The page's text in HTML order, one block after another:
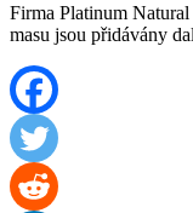
Firma Platinum
masu jsou přidávány